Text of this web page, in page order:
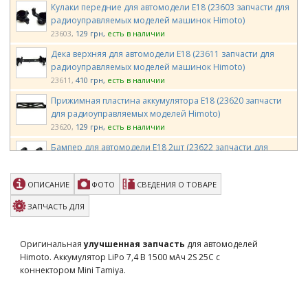
Кулаки передние для автомодели E18 (23603 запчасти для
радиоуправляемых моделей машинок Himoto)
23603 129 грн есть в наличии
Дека верхняя для автомодели E18 (23611 запчасти для
радиоуправляемых моделей машинок Himoto)
23611 410 грн есть в наличии
Прижимная пластина аккумулятора E18 (23620 запчасти
для радиоуправляемых моделей Himoto)
23620 129 грн есть в наличии
Бампер для автомодели E18 2шт (23622 запчасти для
23622 129 грн есть в наличии
Шимы 2,6*6*0,5 6 шт. (28676 запчасти для
радиоуправляемых моделей Himoto)
28676 86 грн
Регулятор скорости коллекторный с приемником и
сервоприводом 3в1 (HTX-243RES запчасти для
радиоуправляемых моделей Himoto)
ОПИСАНИЕ ФОТО СВЕДЕНИЯ О ТОВАРЕ
ЗАПЧАСТЬ ДЛЯ
Оригинальнаяулучшенная запчасть для автомоделей
Himoto. Аккумулятор LiPo 7,4 В 1500 мАч 2S 25C с
коннектором Mini Tamiya.